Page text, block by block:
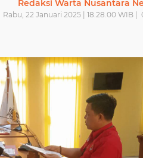
Redaksi Warta Nusantara
Rabu, 22 Januari 2025 | 18.28.00 WIB |